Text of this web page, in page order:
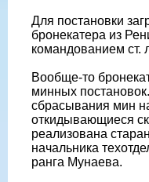
Для постановки
бронекатера из
командованием ст.
Вообще-то
минных
сбрасывания мин
откидывающиеся
реализована
начальника
ранга Мунаева.